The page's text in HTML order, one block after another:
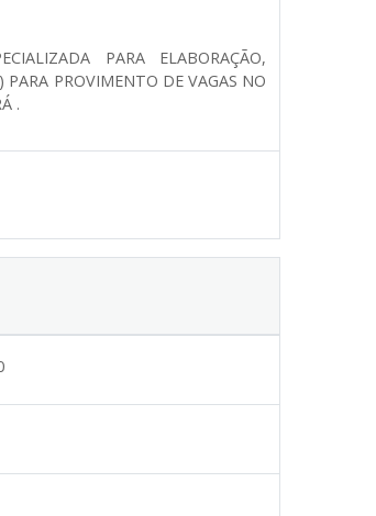
PARA ELABORAÇÃO,
PARA PROVIMENTO DE VAGAS NO
.